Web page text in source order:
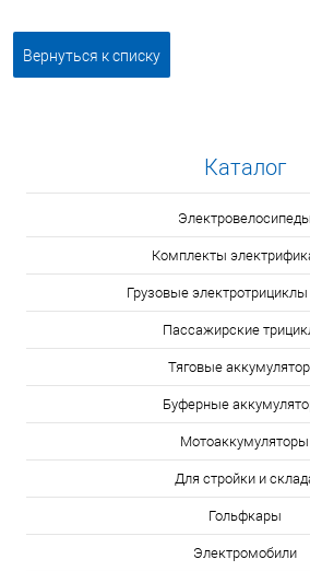
Вернуться к списку
Каталог
Электровелосипеды
Комплекты
Грузовые
Пассажирские
Тяговые
Буферные
Мотоаккумуляторы
Для стройки и
Гольфкары
Электромобили